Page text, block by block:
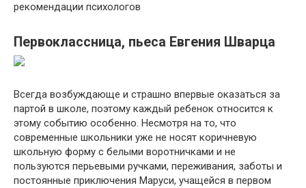
рекомендации психологов
Первоклассница, пьеса Евгения Шварца
Всегда возбуждающе и страшно впервые оказаться за
партой в школе, поэтому каждый ребенок относится к
этому событию особенно. Несмотря на то, что
современные школьники уже не носят коричневую
школьную форму с белыми воротничками и не
пользуются перьевыми ручками, переживания, заботы и
постоянные приключения Маруси, учащейся в первом